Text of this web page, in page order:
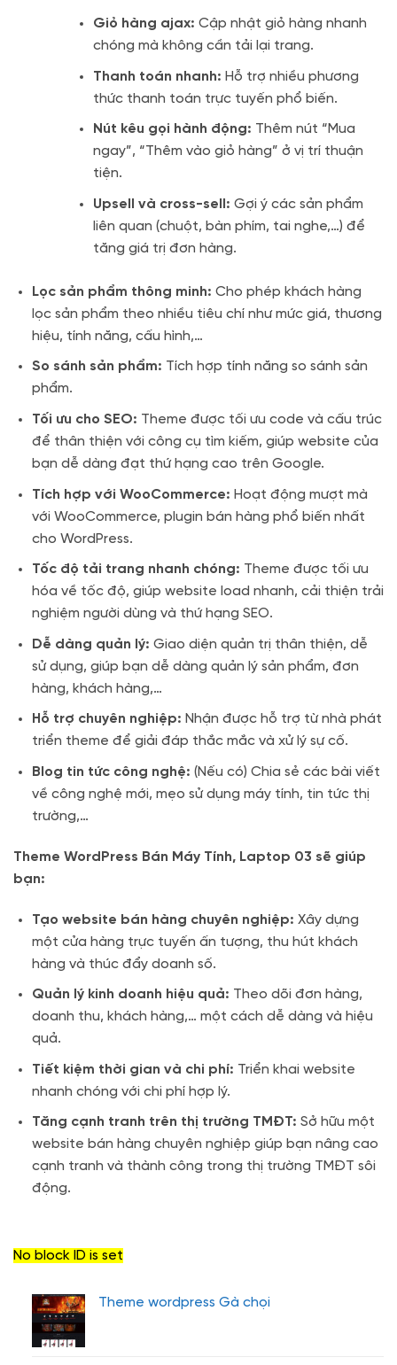
Giỏ hàng ajax: Cập nhật giỏ hàng nhanh
chóng mà không cần tải lại trang.
Thanh toán nhanh: Hỗ trợ nhiều phương
thức thanh toán trực tuyến phổ biến.
Nút kêu gọi hành động: Thêm nút “Mua
ngay”, “Thêm vào giỏ hàng” ở vị trí thuận
tiện.
Upsell và cross-sell: Gợi ý các sản phẩm
liên quan (chuột, bàn phím, tai nghe,…) để
tăng giá trị đơn hàng.
Lọc sản phẩm thông minh: Cho phép khách hàng
lọc sản phẩm theo nhiều tiêu chí như mức giá, thương
hiệu, tính năng, cấu hình,…
So sánh sản phẩm: Tích hợp tính năng so sánh sản
phẩm.
Tối ưu cho SEO: Theme được tối ưu code và cấu trúc
để thân thiện với công cụ tìm kiếm, giúp website của
bạn dễ dàng đạt thứ hạng cao trên Google.
Tích hợp với WooCommerce: Hoạt động mượt mà
với WooCommerce, plugin bán hàng phổ biến nhất
cho WordPress.
Tốc độ tải trang nhanh chóng: Theme được tối ưu
hóa về tốc độ, giúp website load nhanh, cải thiện trải
nghiệm người dùng và thứ hạng SEO.
Dễ dàng quản lý: Giao diện quản trị thân thiện, dễ
sử dụng, giúp bạn dễ dàng quản lý sản phẩm, đơn
hàng, khách hàng,…
Hỗ trợ chuyên nghiệp: Nhận được hỗ trợ từ nhà phát
triển theme để giải đáp thắc mắc và xử lý sự cố.
Blog tin tức công nghệ: (Nếu có) Chia sẻ các bài viết
về công nghệ mới, mẹo sử dụng máy tính, tin tức thị
trường,…
Theme WordPress Bán Máy Tính, Laptop 03 sẽ giúp
bạn:
Tạo website bán hàng chuyên nghiệp: Xây dựng
một cửa hàng trực tuyến ấn tượng, thu hút khách
hàng và thúc đẩy doanh số.
Quản lý kinh doanh hiệu quả: Theo dõi đơn hàng,
doanh thu, khách hàng,… một cách dễ dàng và hiệu
quả.
Tiết kiệm thời gian và chi phí: Triển khai website
nhanh chóng với chi phí hợp lý.
Tăng cạnh tranh trên thị trường TMĐT: Sở hữu một
website bán hàng chuyên nghiệp giúp bạn nâng cao
cạnh tranh và thành công trong thị trường TMĐT sôi
động.
No block ID is set
Theme wordpress Gà chọi